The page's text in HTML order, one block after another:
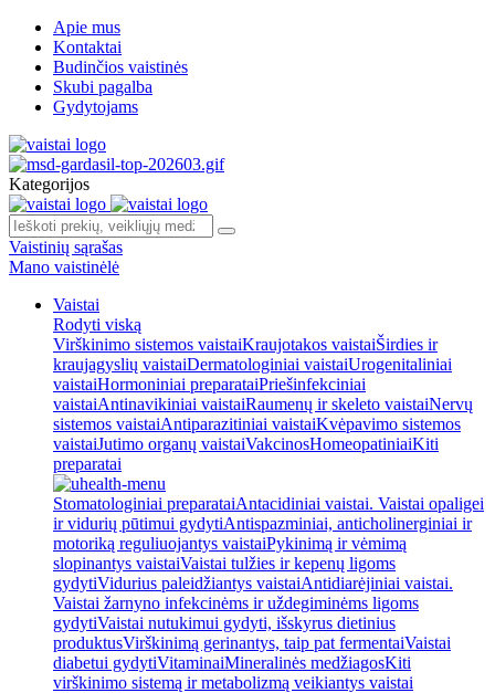
Apie mus
Kontaktai
Budinčios vaistinės
Skubi pagalba
Gydytojams
Kategorijos
Vaistinių sąrašas
Mano vaistinėlė
Vaistai
Rodyti viską
Virškinimo sistemos vaistaiKraujotakos vaistaiŠirdies ir
kraujagyslių vaistaiDermatologiniai vaistaiUrogenitaliniai
vaistaiHormoniniai preparataiPriešinfekciniai
vaistaiAntinavikiniai vaistaiRaumenų ir skeleto vaistaiNervų
sistemos vaistaiAntiparazitiniai vaistaiKvėpavimo sistemos
vaistaiJutimo organų vaistaiVakcinosHomeopatiniaiKiti
preparatai
Stomatologiniai preparataiAntacidiniai vaistai. Vaistai opaligei
ir vidurių pūtimui gydytiAntispazminiai, anticholinerginiai ir
motoriką reguliuojantys vaistaiPykinimą ir vėmimą
slopinantys vaistaiVaistai tulžies ir kepenų ligoms
gydytiVidurius paleidžiantys vaistaiAntidiarėjiniai vaistai.
Vaistai žarnyno infekcinėms ir uždegiminėms ligoms
gydytiVaistai nutukimui gydyti, išskyrus dietinius
produktusVirškinimą gerinantys, taip pat fermentaiVaistai
diabetui gydytiVitaminaiMineralinės medžiagosKiti
virškinimo sistemą ir metabolizmą veikiantys vaistai